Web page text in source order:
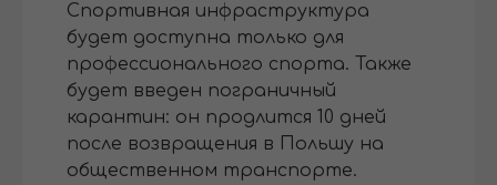
Спортивная инфраструктура
будет доступна только для
профессионального спорта. Также
будет введен пограничный
карантин: он продлится 10 дней
после возвращения в Польшу на
общественном транспорте.